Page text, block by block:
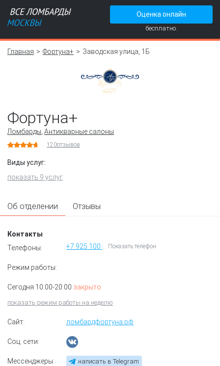
Оценка онлайн
бесплатно.
Главная Фортуна+ Заводская улица, 1Б
Фортуна+
Ломбарды, Антикварные салоны
120отзывов
Виды услуг:
показать 9 услуг
Об отделении Отзывы
Контакты
Телефоны:
+7 925 100 71 04 Показать телефон
Режим работы:
Сегодня 10:00-20:00 закрыто
показать режим работы на неделю
Сайт: ломбардфортуна.рф
Соц. сети:
Мессенджеры:
написать в Telegram